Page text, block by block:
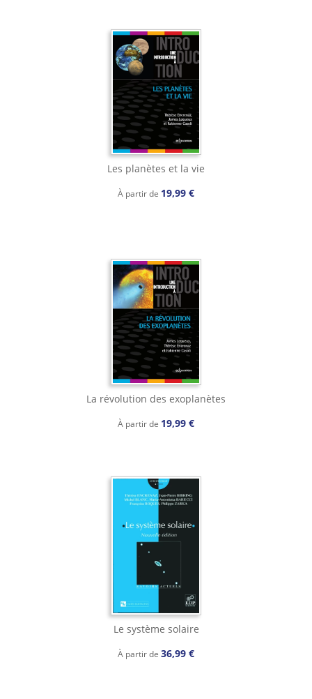
Les planètes et la vie
À partir de 19,99 €
La révolution des exoplanètes
À partir de 19,99 €
Le système solaire
À partir de 36,99 €